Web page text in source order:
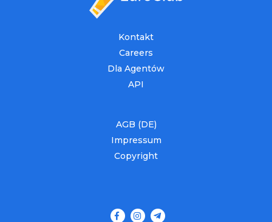
Kontakt
Careers
Dla Agentów
API
AGB (DE)
Impressum
Copyright